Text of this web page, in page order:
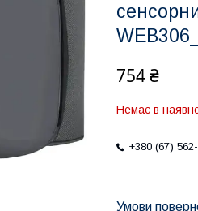
754 ₴
Немає в
+380 (67)